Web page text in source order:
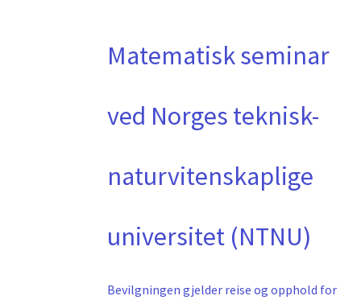
Matematisk seminar
ved Norges teknisk-
naturvitenskaplige
universitet (NTNU)
Bevilgningen gjelder reise og opphold for